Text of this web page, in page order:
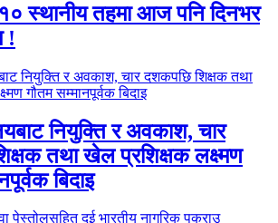
स्थानीय तहमा आज पनि दिनभर
!
नियुक्ति र अवकाश, चार
तथा खेल प्रशिक्षक लक्ष्मण
बिदाइ